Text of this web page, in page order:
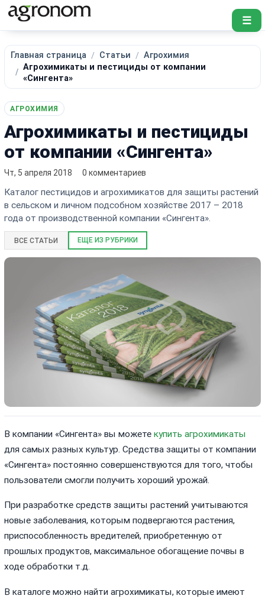
☰
Главная страница Статьи
Агрохимия
Агрохимикаты и пестициды от компании
«Сингента»
АГРОХИМИЯ
Агрохимикаты и пестициды
от компании «Сингента»
Чт, 5 апреля 2018 0 комментариев
Каталог пестицидов и агрохимикатов для защиты растений
в сельском и личном подсобном хозяйстве 2017 – 2018
года от производственной компании «Сингента».
ВСЕ СТАТЬИ ЕЩЕ ИЗ РУБРИКИ
В компании «Сингента» вы можетекупить агрохимикаты
для самых разных культур. Средства защиты от компании
«Сингента» постоянно совершенствуются для того, чтобы
пользователи смогли получить хороший урожай.
При разработке средств защиты растений учитываются
новые заболевания, которым подвергаются растения,
приспособленность вредителей, приобретенную от
прошлых продуктов, максимальное обогащение почвы в
ходе обработки т.д.
В каталоге можно найти агрохимикаты, которые имеют